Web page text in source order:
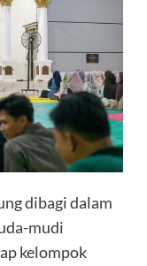
dibagi dalam
mudi
kelompok